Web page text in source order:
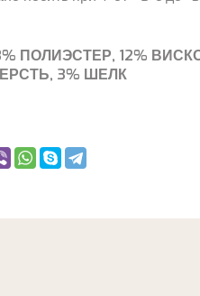
ПОЛИЭСТЕР, 12%
3% ШЕЛК